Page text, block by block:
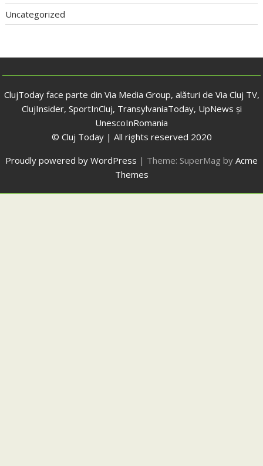
Uncategorized
ClujToday face parte din Via Media Group, alături de Via Cluj TV,
ClujInsider, SportInCluj, TransylvaniaToday, UpNews și
UnescoInRomania
© Cluj Today | All rights reserved 2020
Proudly powered by WordPress | Theme: SuperMag by Acme
Themes